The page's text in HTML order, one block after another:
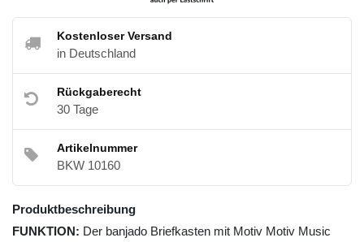
Kostenloser Versand
in Deutschland
Rückgaberecht
30 Tage
Artikelnummer
BKW 10160
Produktbeschreibung
FUNKTION: Der banjado Briefkasten mit Motiv Motiv Music